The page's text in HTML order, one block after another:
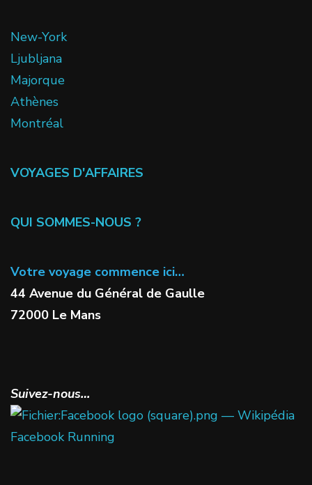
New-York
Ljubljana
Majorque
Athènes
Montréal
VOYAGES D'AFFAIRES
QUI SOMMES-NOUS ?
Votre voyage commence ici…
44 Avenue du Général de Gaulle
72000 Le Mans
Suivez-nous…
Facebook Running